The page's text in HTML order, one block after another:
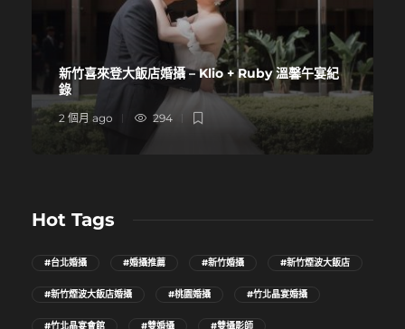
新竹喜來登大飯店婚攝 – Klio + Ruby 溫馨午宴紀
錄
2 個月 ago 294
Hot Tags
#台北婚攝 #婚攝推薦 #新竹婚攝 #新竹煙波大飯店
#新竹煙波大飯店婚攝 #桃園婚攝 #竹北晶宴婚攝
#竹北晶宴會館 #雙婚攝 #雙攝影師